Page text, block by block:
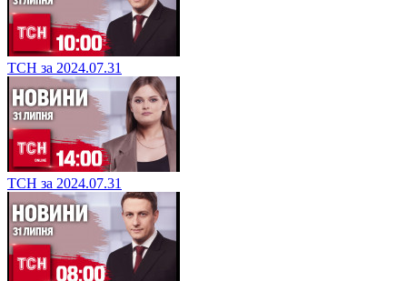
ТСН за 2024.07.31
ТСН за 2024.07.31